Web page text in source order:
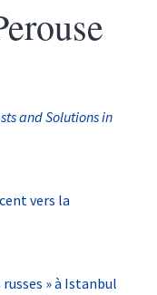
and Solutions in
vers la
» à Istanbul